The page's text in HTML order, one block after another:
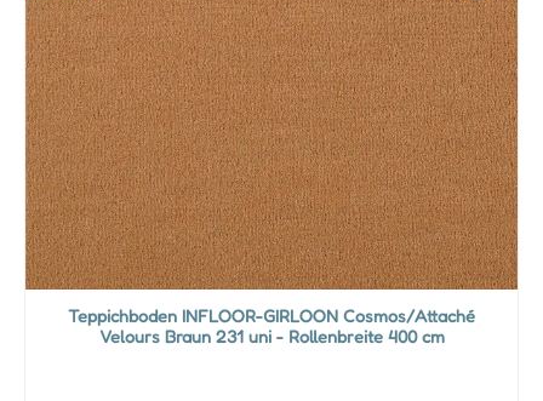
Teppichboden INFLOOR-GIRLOON Cosmos/Attaché
Velours Braun 231 uni - Rollenbreite 400 cm